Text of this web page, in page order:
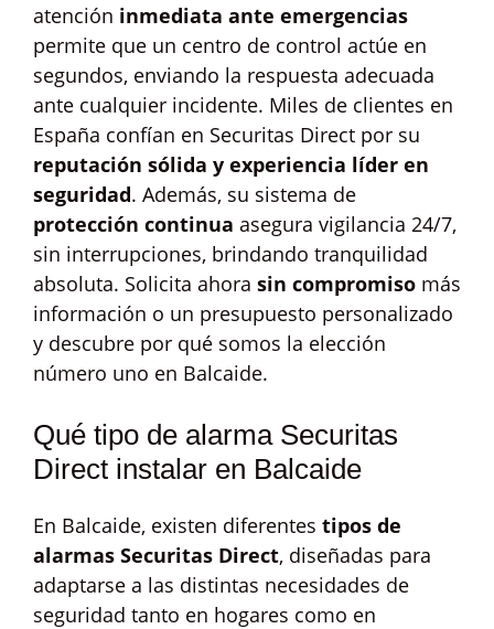
atención inmediata ante emergencias
permite que un centro de control actúe en
segundos, enviando la respuesta adecuada
ante cualquier incidente. Miles de clientes en
España confían en Securitas Direct por su
reputación sólida y experiencia líder en
seguridad. Además, su sistema de
protección continua asegura vigilancia 24/7,
sin interrupciones, brindando tranquilidad
absoluta. Solicita ahora sin compromiso más
información o un presupuesto personalizado
y descubre por qué somos la elección
número uno en Balcaide.
Qué tipo de alarma Securitas
Direct instalar en Balcaide
En Balcaide, existen diferentes tipos de
alarmas Securitas Direct, diseñadas para
adaptarse a las distintas necesidades de
seguridad tanto en hogares como en